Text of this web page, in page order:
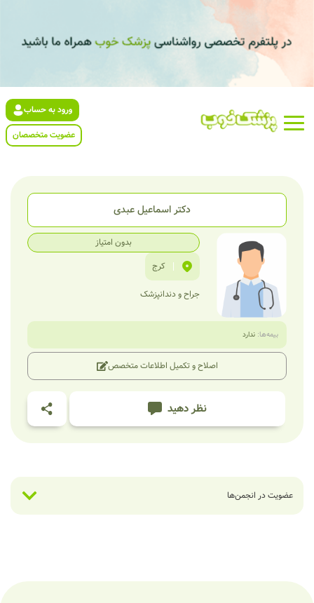
ورود به حساب
عضویت متخصصان
دکتر اسماعیل عبدی
بدون امتیاز
|
کرج
جراح و دندانپزشک
بیمه‌ها: ندارد
اصلاح و تکمیل اطلاعات متخصص
نظر دهید
عضویت در انجمن‌ها